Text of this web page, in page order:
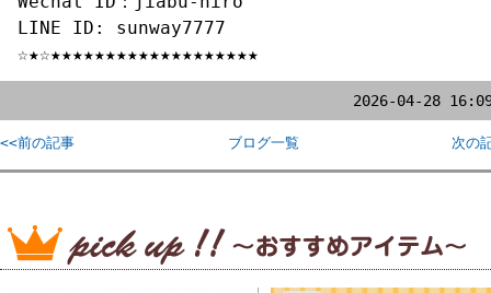
LINE ID: sunway7777
☆★☆★★★★★★★★★★★★★★★★★★★
2026-04-28
<<前の記事 ブログ一覧 次の